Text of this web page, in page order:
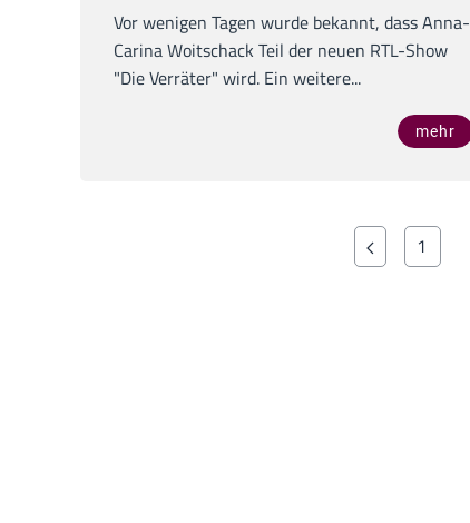
Vor wenigen Tagen wurde bekannt, dass Anna-
Carina Woitschack Teil der neuen RTL-Show
"Die Verräter" wird. Ein weitere...
mehr
1